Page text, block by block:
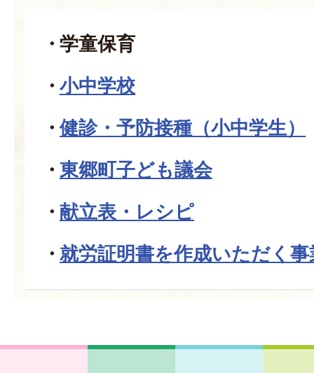
学童保育
小中学校
健診・予防接種（小中学生）
東郷町子ども議会
献立表・レシピ
就労証明書を作成いただく